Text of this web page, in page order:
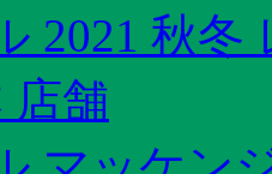
2021 秋
店舗